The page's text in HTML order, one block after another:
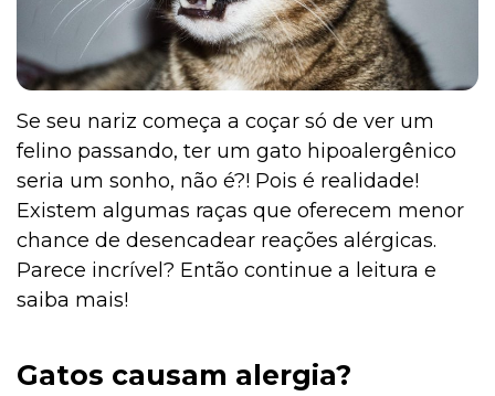
Se seu nariz começa a coçar só de ver um
felino passando, ter um gato hipoalergênico
seria um sonho, não é?! Pois é realidade!
Existem algumas raças que oferecem menor
chance de desencadear reações alérgicas.
Parece incrível? Então continue a leitura e
saiba mais!
Gatos causam alergia?